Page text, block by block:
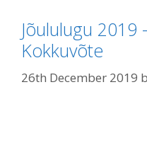
Jõululugu 2019
Kokkuvõte
26th December 2019